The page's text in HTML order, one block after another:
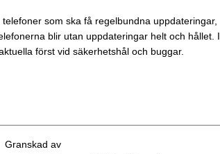
som ska få regelbundna uppdateringar,
blir utan uppdateringar helt och hållet. I
först vid säkerhetshål och buggar.
Granskad av